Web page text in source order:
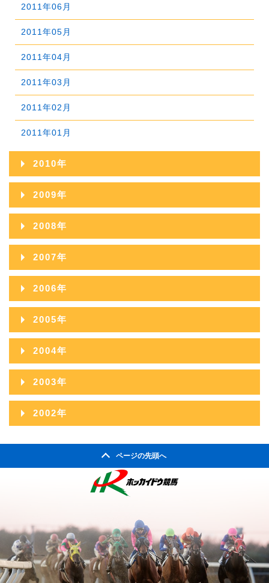
2015年01月
2014年02月
2014年01月
2013年03月
2013年02月
2013年01月
2011年06月
2011年05月
2011年04月
2011年03月
2011年02月
2011年01月
2010年
2010年12月
2010年11月
2010年10月
2010年09月
2010年08月
2010年07月
2010年06月
2010年05月
2010年03月
2009年
2009年12月
2009年11月
2009年10月
2009年09月
2009年08月
2009年07月
2009年06月
2009年05月
2009年03月
2008年
2008年12月
2008年11月
2008年10月
2008年09月
2008年08月
2008年07月
2008年06月
2008年05月
2008年01月
2007年
2007年12月
2007年11月
2007年10月
2007年09月
2007年08月
2007年07月
2007年02月
2007年01月
2006年
2006年12月
2006年11月
2006年10月
2006年09月
2006年08月
2006年03月
2006年02月
2005年
2005年12月
2005年11月
2005年10月
2005年09月
2005年08月
2005年07月
2005年04月
2005年03月
2004年
2004年12月
2004年11月
2004年10月
2004年06月
2004年05月
2004年04月
2003年
2003年12月
2003年07月
2003年06月
2002年
ページの先頭へ